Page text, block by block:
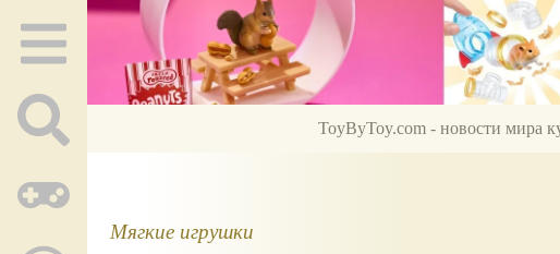
ToyByToy.com - новости мира
Мягкие игрушки